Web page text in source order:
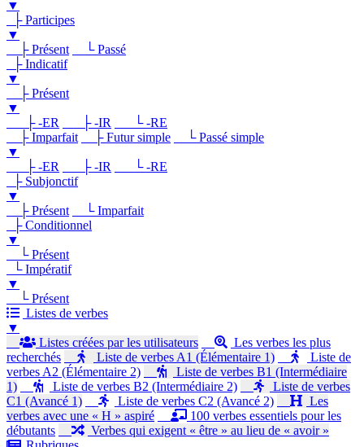
▼
├ Participes
▼
├ Présent
└ Passé
├ Indicatif
▼
├ Présent
▼
├ -ER
├ -IR
└ -RE
├ Imparfait
├ Futur simple
└ Passé simple
▼
├ -ER
├ -IR
└ -RE
├ Subjonctif
▼
├ Présent
└ Imparfait
├ Conditionnel
▼
└ Présent
└ Impératif
▼
└ Présent
Listes de verbes
▼
Listes créées par les utilisateurs
Les verbes les plus
recherchés
Liste de verbes A1 (Élémentaire 1)
Liste de
verbes A2 (Élémentaire 2)
Liste de verbes B1 (Intermédiaire
1)
Liste de verbes B2 (Intermédiaire 2)
Liste de verbes
C1 (Avancé 1)
Liste de verbes C2 (Avancé 2)
Les
verbes avec une « H » aspiré
100 verbes essentiels pour les
débutants
Verbes qui exigent « être » au lieu de « avoir »